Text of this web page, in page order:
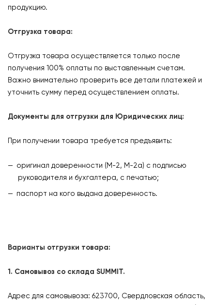
продукцию.
Отгрузка товара:
Отгрузка товара осуществляется только после
получения 100% оплаты по выставленным счетам.
Важно внимательно проверить все детали платежей и
уточнить сумму перед осуществлением оплаты.
Документы для отгрузки для Юридических лиц:
При получении товара требуется предъявить:
оригинал доверенности (М-2, М-2а) с подписью
руководителя и бухгалтера, с печатью;
паспорт на кого выдана доверенность.
Варианты отгрузки товара:
1. Самовывоз со склада SUMMIT.
Адрес для самовывоза: 623700, Свердловская область,